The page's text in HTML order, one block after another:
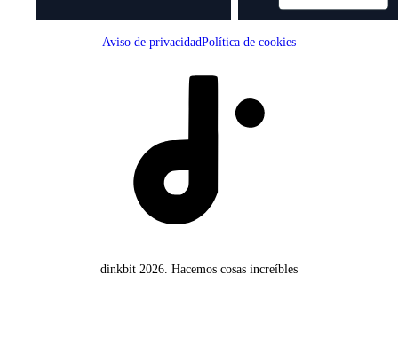
dinkbit 2026. Hacemos cosas increíbles
Aviso de privacidadPolítica de cookies